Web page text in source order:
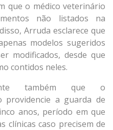
que o médico veterinário
não listados na
Arruda esclarece que
modelos sugeridos
modificados, desde que
contidos neles.
também que o
providencie a guarda de
anos, período em que
clínicas caso precisem de